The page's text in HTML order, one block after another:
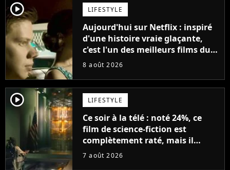
player2 LIFESTYLE
Aujourd'hui sur Netflix : inspiré
d'une histoire vraie glaçante,
c'est l'un des meilleurs films du
21ème siècle
8 août 2026
player2 LIFESTYLE
Ce soir à la télé : noté 24%, ce
film de science-fiction est
complètement raté, mais il
aurait pu être encore pire à
7 août 2026